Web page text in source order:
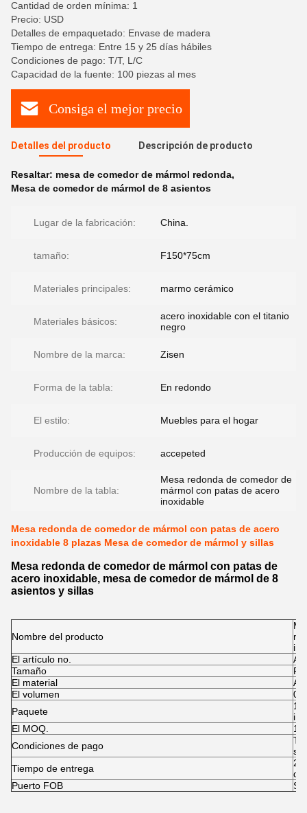
Cantidad de orden mínima: 1
Precio: USD
Detalles de empaquetado: Envase de madera
Tiempo de entrega: Entre 15 y 25 días hábiles
Condiciones de pago: T/T, L/C
Capacidad de la fuente: 100 piezas al mes
Consiga el mejor precio
Detalles del producto Descripción de producto
Resaltar: mesa de comedor de mármol redonda,
Mesa de comedor de mármol de 8 asientos
Lugar de la fabricación: China.
tamaño: F150*75cm
Materiales principales: marmo cerámico
Materiales básicos:
acero inoxidable con el titanio
negro
Nombre de la marca: Zisen
Forma de la tabla: En redondo
El estilo: Muebles para el hogar
Producción de equipos: accepeted
Nombre de la tabla:
Mesa redonda de comedor de
mármol con patas de acero
inoxidable
Mesa redonda de comedor de mármol con patas de acero
inoxidable 8 plazas Mesa de comedor de mármol y sillas
Mesa redonda de comedor de mármol con patas de
acero inoxidable, mesa de comedor de mármol de 8
asientos y sillas
Nombre del producto
El artículo no.
Tamaño
El material
El volumen
Paquete
El MOQ.
1
Condiciones de pago
T /
Tiempo de entrega
Puerto FOB